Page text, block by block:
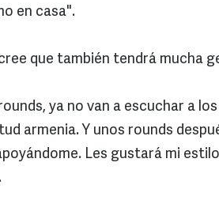
en casa".
que también tendrá mucha
ya no van a escuchar a
armenia. Y unos rounds
Les gustará mi